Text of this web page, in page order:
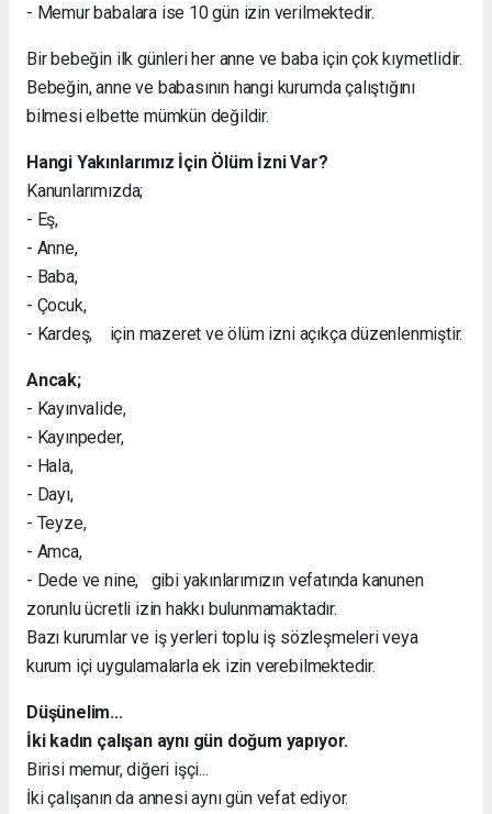
- Memur babalara ise 10 gün izin verilmektedir.
Bir bebeğin ilk günleri her anne ve baba için çok kıymetlidir.
Bebeğin, anne ve babasının hangi kurumda çalıştığını
bilmesi elbette mümkün değildir.
Hangi Yakınlarımız İçin Ölüm İzni Var?
Kanunlarımızda;
- Eş,
- Anne,
- Baba,
- Çocuk,
- Kardeş, için mazeret ve ölüm izni açıkça düzenlenmiştir.
Ancak;
- Kayınvalide,
- Kayınpeder,
- Hala,
- Dayı,
- Teyze,
- Amca,
- Dede ve nine, gibi yakınlarımızın vefatında kanunen
zorunlu ücretli izin hakkı bulunmamaktadır.
Bazı kurumlar ve iş yerleri toplu iş sözleşmeleri veya
kurum içi uygulamalarla ek izin verebilmektedir.
Düşünelim...
İki kadın çalışan aynı gün doğum yapıyor.
Birisi memur, diğeri işçi...
İki çalışanın da annesi aynı gün vefat ediyor.